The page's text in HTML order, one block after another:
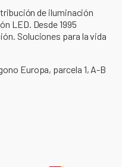
de iluminación
LED. Desde 1995
Soluciones para la vida
Europa, parcela 1, A-B